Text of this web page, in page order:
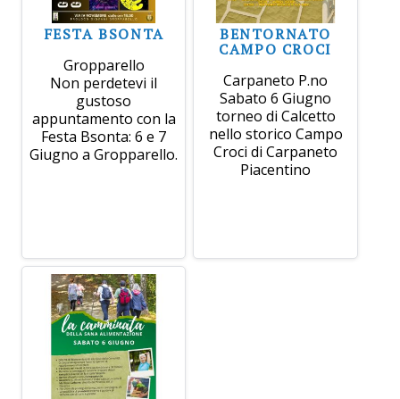
FESTA BSONTA
Gropparello
Non perdetevi il
gustoso
appuntamento con la
Festa Bsonta: 6 e 7
Giugno a Gropparello.
BENTORNATO
CAMPO CROCI
Carpaneto P.no
Sabato 6 Giugno
torneo di Calcetto
nello storico Campo
Croci di Carpaneto
Piacentino